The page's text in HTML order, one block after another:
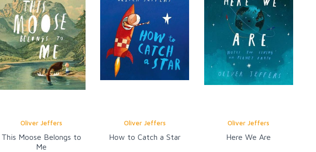
Oliver Jeffers
This Moose Belongs to
Me
Oliver Jeffers
How to Catch a Star
Oliver Jeffers
Here We Are